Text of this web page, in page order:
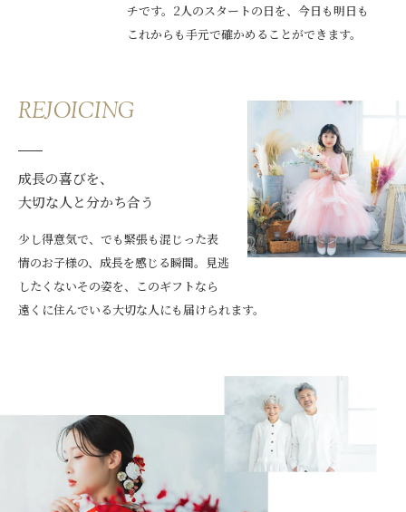
チです。2人のスタートの日を、今日も明日も
これからも手元で確かめることができます。
REJOICING
成長の喜びを、
大切な人と分かち合う
少し得意気で、でも緊張も混じった表
情のお子様の、成長を感じる瞬間。見逃
したくないその姿を、このギフトなら
遠くに住んでいる大切な人にも届けられます。